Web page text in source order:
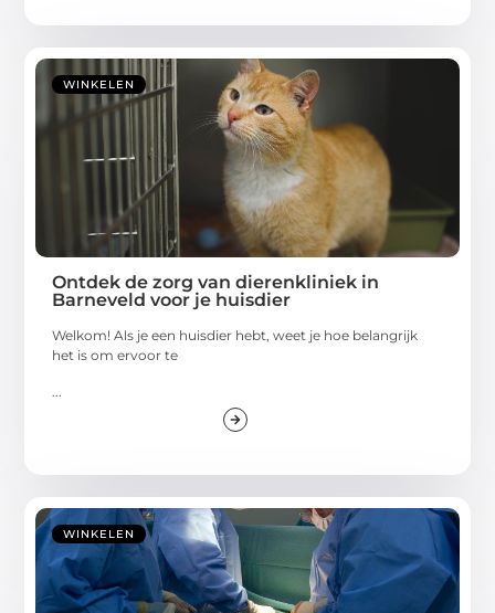
WINKELEN
Ontdek de zorg van dierenkliniek in
Barneveld voor je huisdier
Welkom! Als je een huisdier hebt, weet je hoe belangrijk
het is om ervoor te
WINKELEN